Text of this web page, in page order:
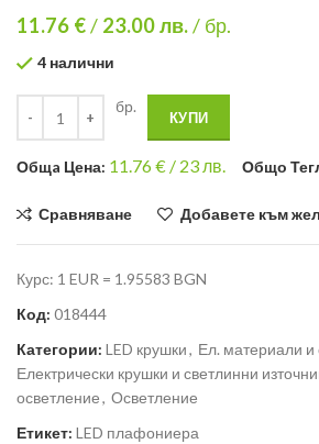
11.76 €/ 23.00лв./ бр.
4 налични
бр.
КУПИ
Общa Цена: 11.76€ / 23 лв. Общо
Сравняване Добавете към
Курс: 1 EUR = 1.95583 BGN
Код: 018444
Категории: LED крушки, Ел. материали и
Електрически крушки и светлинни
осветление, Осветление
Етикет: LED плафониера